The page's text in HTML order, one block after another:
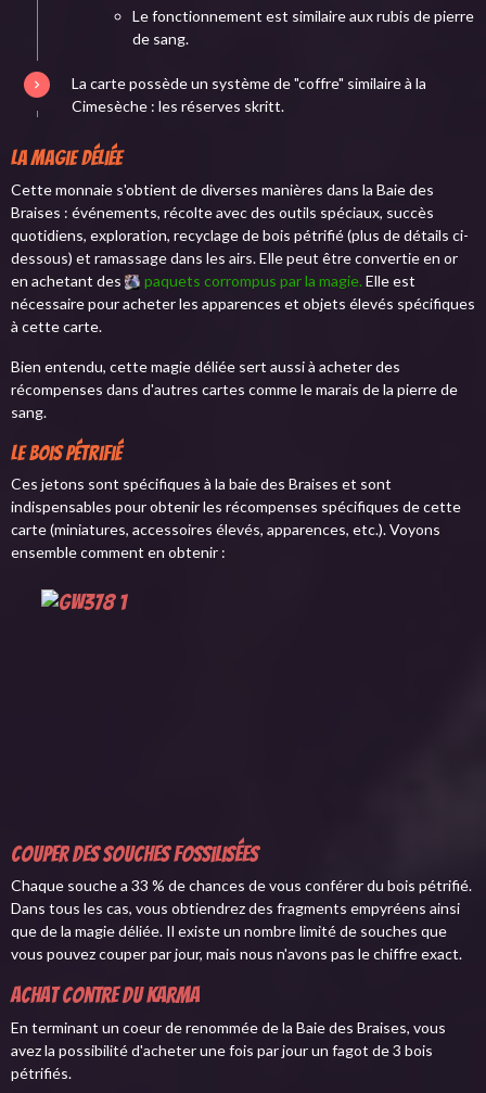
Le fonctionnement est similaire aux rubis de pierre
de sang.
La carte possède un système de "coffre" similaire à la
Cimesèche : les réserves skritt.
La magie déliée
Cette monnaie s'obtient de diverses manières dans la Baie des
Braises : événements, récolte avec des outils spéciaux, succès
quotidiens, exploration, recyclage de bois pétrifié (plus de détails ci-
dessous) et ramassage dans les airs. Elle peut être convertie en or
en achetant des
paquets corrompus par la magie. Elle est
nécessaire pour acheter les apparences et objets élevés spécifiques
à cette carte.
Bien entendu, cette magie déliée sert aussi à acheter des
récompenses dans d'autres cartes comme le marais de la pierre de
sang.
Le bois pétrifié
Ces jetons sont spécifiques à la baie des Braises et sont
indispensables pour obtenir les récompenses spécifiques de cette
carte (miniatures, accessoires élevés, apparences, etc.). Voyons
ensemble comment en obtenir :
Couper des souches fossilisées
Chaque souche a 33 % de chances de vous conférer du bois pétrifié.
Dans tous les cas, vous obtiendrez des fragments empyréens ainsi
que de la magie déliée. Il existe un nombre limité de souches que
vous pouvez couper par jour, mais nous n'avons pas le chiffre exact.
Achat contre du karma
En terminant un coeur de renommée de la Baie des Braises, vous
avez la possibilité d'acheter une fois par jour un fagot de 3 bois
pétrifiés.